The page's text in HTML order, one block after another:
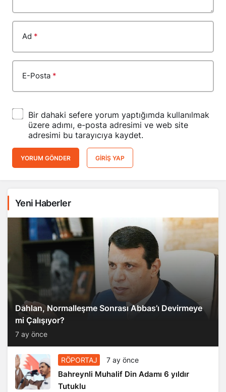
Ad *
E-Posta *
Bir dahaki sefere yorum yaptığımda kullanılmak
üzere adımı, e-posta adresimi ve web site
adresimi bu tarayıcıya kaydet.
YORUM GÖNDER GIRIŞ YAP
Yeni Haberler
Dahlan, Normalleşme Sonrası Abbas’ı Devirmeye
mi Çalışıyor?
7 ay önce
RÖPORTAJ 7 ay önce
Bahreynli Muhalif Din Adamı 6 yıldır
Tutuklu